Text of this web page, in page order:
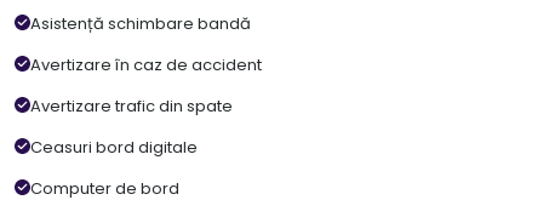
Asistență schimbare bandă
Avertizare în caz de accident
Avertizare trafic din spate
Ceasuri bord digitale
Computer de bord